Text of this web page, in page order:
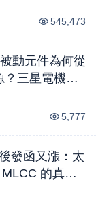
545,473
動元件為何從
？三星電機兩
衝上 2.2 與客
地圖｜股市話
5,777
發函又漲：太
的真實